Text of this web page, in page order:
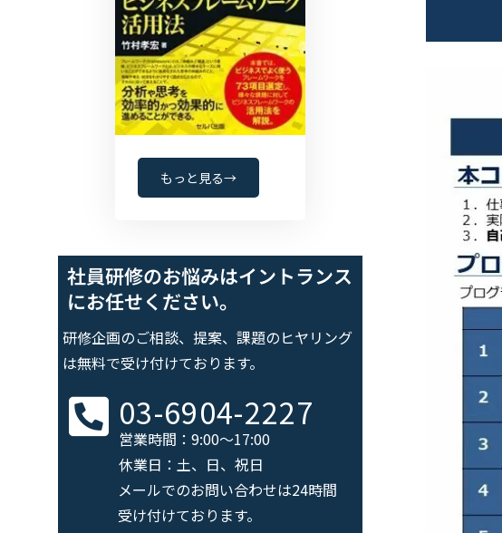
もっと見る→
社員研修のお悩みはイントランス
にお任せください。
研修企画のご相談、提案、課題のヒヤリング
は無料で受け付けております。
03-6904-2227
営業時間：9:00～17:00
休業日：土、日、祝日
メールでのお問い合わせは24時間
受け付けております。